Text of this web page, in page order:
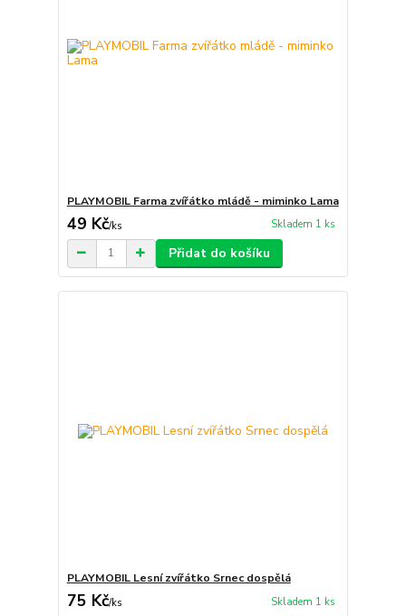
PLAYMOBIL Farma zvířátko mládě - miminko Lama
49 Kč/ks Skladem 1 ks
Přidat do košíku
PLAYMOBIL Lesní zvířátko Srnec dospělá
75 Kč/ks Skladem 1 ks